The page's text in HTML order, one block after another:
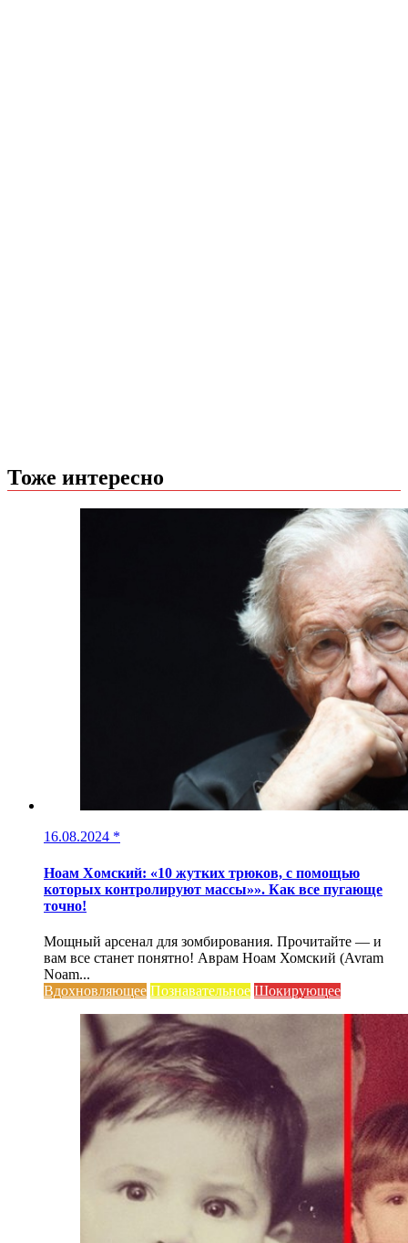
Тоже интересно
16.08.2024 *
Ноам Хомский: «10 жутких трюков, с помощью
которых контролируют массы»». Как все пугающе
точно!
Мощный арсенал для зомбирования. Прочитайте — и
вам все станет понятно! Аврам Ноам Хомский (Avram
Noam...
Вдохновляющее Познавательное Шокирующее